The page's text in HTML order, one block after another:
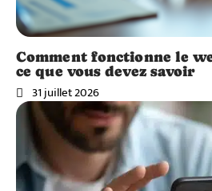
Comment fonctionne le
ce que vous devez savoir
31 juillet 2026